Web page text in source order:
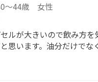
～44歳 女性
ルが大きいので飲み方
思います。油分だけで